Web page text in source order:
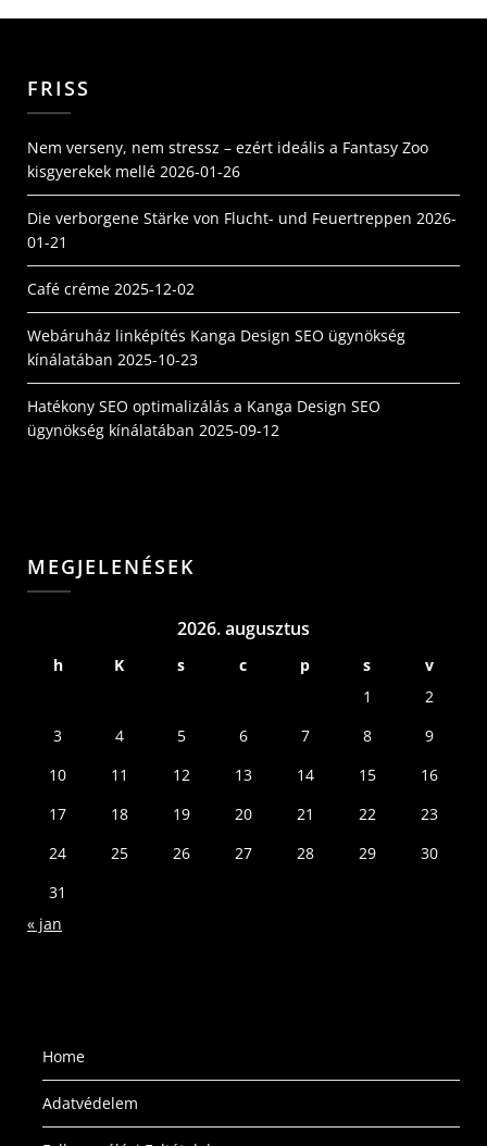
FRISS
Nem verseny, nem stressz – ezért ideális a Fantasy Zoo
kisgyerekek mellé 2026-01-26
Die verborgene Stärke von Flucht- und Feuertreppen 2026-
01-21
Café créme 2025-12-02
Webáruház linképítés Kanga Design SEO ügynökség
kínálatában 2025-10-23
Hatékony SEO optimalizálás a Kanga Design SEO
ügynökség kínálatában 2025-09-12
MEGJELENÉSEK
2026. augusztus
h K s c p s
v
1
2
3
4 5 6 7 8
9
10
11 12 13 14 15
16
17
18 19 20 21 22
23
24
25 26 27 28 29
30
31
« jan
Home
Adatvédelem